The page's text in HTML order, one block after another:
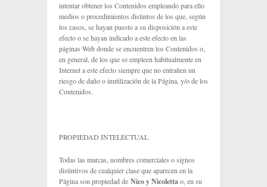
intentar obtener los Contenidos empleando para ello
medios o procedimientos distintos de los que, según
los casos, se hayan puesto a su disposición a este
efecto o se hayan indicado a este efecto en las
páginas Web donde se encuentren los Contenidos o,
en general, de los que se empleen habitualmente en
Internet a este efecto siempre que no entrañen un
riesgo de daño o inutilización de la Página, y/o de los
Contenidos.
PROPIEDAD INTELECTUAL
Todas las marcas, nombres comerciales o signos
distintivos de cualquier clase que aparecen en la
Página son propiedad de Nico y Nicolettao, en su